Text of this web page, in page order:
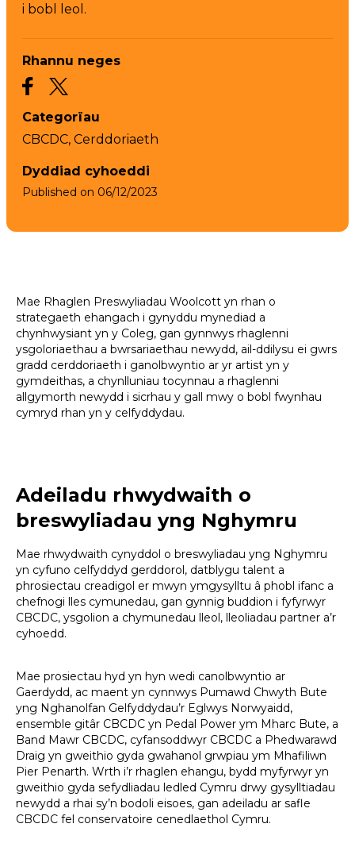
i bobl leol.
Rhannu neges
Categorïau
CBCDC, Cerddoriaeth
Dyddiad cyhoeddi
Published on 06/12/2023
Mae Rhaglen Preswyliadau Woolcott yn rhan o
strategaeth ehangach i gynyddu mynediad a
chynhwysiant yn y Coleg, gan gynnwys rhaglenni
ysgoloriaethau a bwrsariaethau newydd, ail-ddilysu ei gwrs
gradd cerddoriaeth i ganolbwyntio ar yr artist yn y
gymdeithas, a chynlluniau tocynnau a rhaglenni
allgymorth newydd i sicrhau y gall mwy o bobl fwynhau
cymryd rhan yn y celfyddydau.
Adeiladu rhwydwaith o
breswyliadau yng Nghymru
Mae rhwydwaith cynyddol o breswyliadau yng Nghymru
yn cyfuno celfyddyd gerddorol, datblygu talent a
phrosiectau creadigol er mwyn ymgysylltu â phobl ifanc a
chefnogi lles cymunedau, gan gynnig buddion i fyfyrwyr
CBCDC, ysgolion a chymunedau lleol, lleoliadau partner a’r
cyhoedd.
Mae prosiectau hyd yn hyn wedi canolbwyntio ar
Gaerdydd, ac maent yn cynnwys Pumawd Chwyth Bute
yng Nghanolfan Gelfyddydau’r Eglwys Norwyaidd,
ensemble gitâr CBCDC yn Pedal Power ym Mharc Bute, a
Band Mawr CBCDC, cyfansoddwyr CBCDC a Phedwarawd
Draig yn gweithio gyda gwahanol grwpiau ym Mhafiliwn
Pier Penarth. Wrth i’r rhaglen ehangu, bydd myfyrwyr yn
gweithio gyda sefydliadau ledled Cymru drwy gysylltiadau
newydd a rhai sy’n bodoli eisoes, gan adeiladu ar safle
CBCDC fel conservatoire cenedlaethol Cymru.